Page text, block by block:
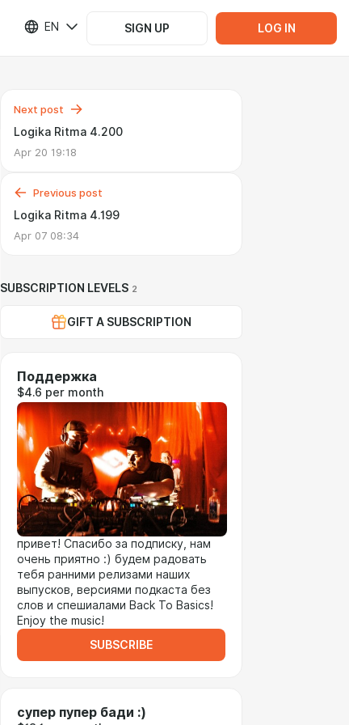
EN SIGN UP LOG IN
Next post
Logika Ritma 4.200
Apr 20 19:18
Previous post
Logika Ritma 4.199
Apr 07 08:34
SUBSCRIPTION LEVELS 2
GIFT A SUBSCRIPTION
Поддержка
$4.6 per month
привет! Спасибо за подписку, нам
очень приятно :) будем радовать
тебя ранними релизами наших
выпусков, версиями подкаста без
слов и спешиалами Back To Basics!
Enjoy the music!
SUBSCRIBE
супер пупер бади :)